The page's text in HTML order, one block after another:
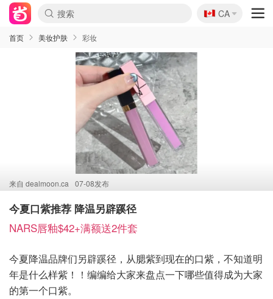
🇨🇦
CA
首页 美妆护肤 彩妆
来自 dealmoon.ca 07-08发布
今夏口紫推荐 降温另辟蹊径
NARS唇釉$42+满额送2件套
今夏降温品牌们另辟蹊径，从腮紫到现在的口紫，不知道明
年是什么样紫！！编编给大家来盘点一下哪些值得成为大家
的第一个口紫。